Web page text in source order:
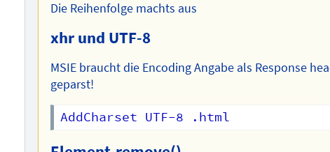
Die Reihenfolge machts aus
xhr und UTF-8
MSIE braucht die Encoding Angabe als Response
geparst!